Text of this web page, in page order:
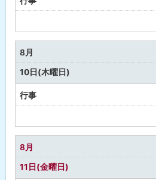
定
な
し
8月
10日(木曜日)
行事
定
な
し
8月
11日(金曜日)